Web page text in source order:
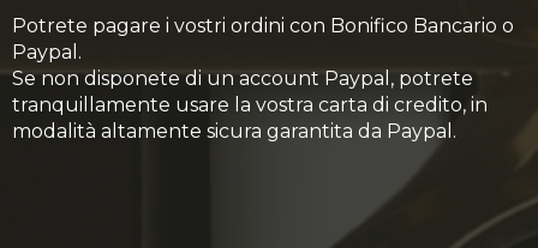
Potrete pagare i vostri ordini con Bonifico Bancario o
Paypal.
Se non disponete di un account Paypal, potrete
tranquillamente usare la vostra carta di credito, in
modalità altamente sicura garantita da Paypal.